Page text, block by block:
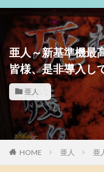
亜人～新基準機最
皆様、是非導入し
亜人
HOME 亜人 亜